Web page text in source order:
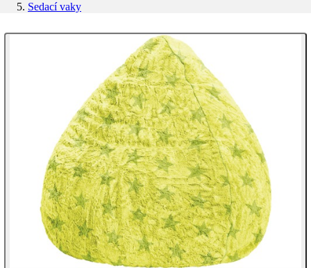
Sedací vaky